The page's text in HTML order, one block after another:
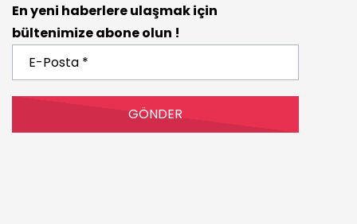
En yeni haberlere ulaşmak için
bültenimize abone olun !
Posta
*